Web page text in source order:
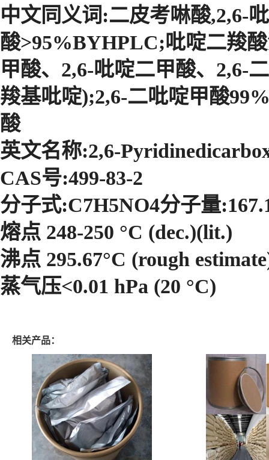
中文同义词:二皮考啉酸,2,6-
酸>95%BYHPLC;吡啶二羧
甲酸、2,6-吡啶二甲酸、2,6-
羧基吡啶);2,6-二吡啶甲酸
酸
英文名称:2,6-
CAS号:499-83-2
分子式:C7H5NO4分子量
熔点 248-250 °C (dec.)(lit.)
沸点 295.67°C (rough
蒸气压<0.01 hPa (20 °C)
相关产品：